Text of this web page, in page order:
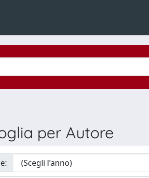
per Autore